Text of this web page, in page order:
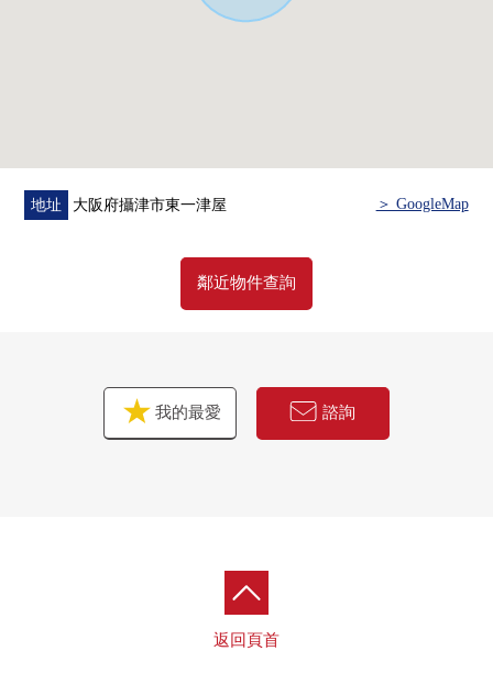
地址 大阪府攝津市東一津屋 ＞ GoogleMap
鄰近物件查詢
我的最愛 諮詢
返回頁首